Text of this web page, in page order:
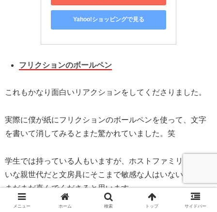
Yahoo!ショッピングで見る
フリクションのボールペン
これもかなり面白いリアクションをしてくださりました。
実際に僕が紙にフリクションのボールペンを使って、文字
を書いて消してみるとまた驚かれていました。笑
学生では持っている人もいますが、ホストファミリーみた
いな親世代だと文房具にそこまで敏感な人はいないので、
まだまだ喜んでくださると思います。
メニュー ホーム 検索 トップ サイドバー